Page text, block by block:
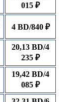
015 ₽
4 BD/840 ₽
20,13 BD/4
235 ₽
19,42 BD/4
085 ₽